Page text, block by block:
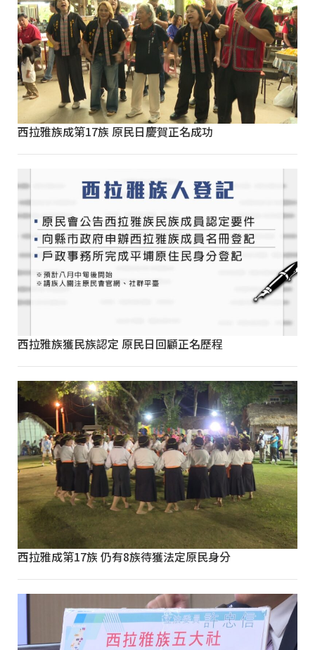
西拉雅族成第17族 原民日慶賀正名成功
西拉雅族獲民族認定 原民日回顧正名歷程
西拉雅成第17族 仍有8族待獲法定原民身分